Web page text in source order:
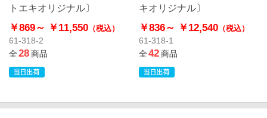
トエキオリジナル〕
￥869～ ￥11,550 （税込）
61-318-2
全28商品
キオリジナル〕
￥836～ ￥12,540（税込）
61-318-1
全42商品